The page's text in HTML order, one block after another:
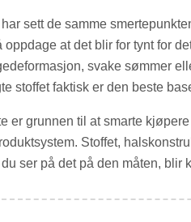
sett de samme
oppdage at det blir for tynt for
svake sømmer
stoffet faktisk er den beste
er grunnen til at smarte
Stoffet,
ser på det på den måten, blir